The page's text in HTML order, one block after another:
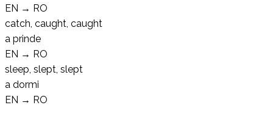
EN → RO
catch, caught, caught
a prinde
EN → RO
sleep, slept, slept
a dormi
EN → RO